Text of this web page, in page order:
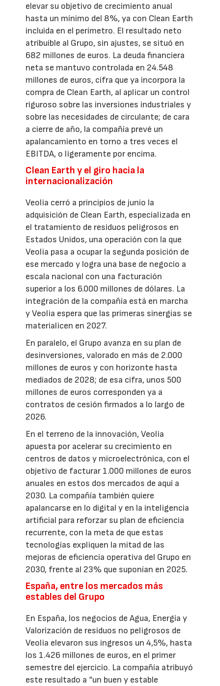
elevar su objetivo de crecimiento anual
hasta un mínimo del 8%, ya con Clean Earth
incluida en el perímetro. El resultado neto
atribuible al Grupo, sin ajustes, se situó en
682 millones de euros. La deuda financiera
neta se mantuvo controlada en 24.548
millones de euros, cifra que ya incorpora la
compra de Clean Earth, al aplicar un control
riguroso sobre las inversiones industriales y
sobre las necesidades de circulante; de cara
a cierre de año, la compañía prevé un
apalancamiento en torno a tres veces el
EBITDA, o ligeramente por encima.
Clean Earth y el giro hacia la
internacionalización
Veolia cerró a principios de junio la
adquisición de Clean Earth, especializada en
el tratamiento de residuos peligrosos en
Estados Unidos, una operación con la que
Veolia pasa a ocupar la segunda posición de
ese mercado y logra una base de negocio a
escala nacional con una facturación
superior a los 6.000 millones de dólares. La
integración de la compañía está en marcha
y Veolia espera que las primeras sinergias se
materialicen en 2027.
En paralelo, el Grupo avanza en su plan de
desinversiones, valorado en más de 2.000
millones de euros y con horizonte hasta
mediados de 2028; de esa cifra, unos 500
millones de euros corresponden ya a
contratos de cesión firmados a lo largo de
2026.
En el terreno de la innovación, Veolia
apuesta por acelerar su crecimiento en
centros de datos y microelectrónica, con el
objetivo de facturar 1.000 millones de euros
anuales en estos dos mercados de aquí a
2030. La compañía también quiere
apalancarse en lo digital y en la inteligencia
artificial para reforzar su plan de eficiencia
recurrente, con la meta de que estas
tecnologías expliquen la mitad de las
mejoras de eficiencia operativa del Grupo en
2030, frente al 23% que suponían en 2025.
España, entre los mercados más
estables del Grupo
En España, los negocios de Agua, Energía y
Valorización de residuos no peligrosos de
Veolia elevaron sus ingresos un 4,5%, hasta
los 1.426 millones de euros, en el primer
semestre del ejercicio. La compañía atribuyó
este resultado a “un buen y estable